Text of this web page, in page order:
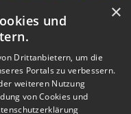
Datenschutz
AGB
Modus aktivieren
×
und
Drittanbietern, um die
Portals zu verbessern.
weiteren Nutzung
von Cookies und